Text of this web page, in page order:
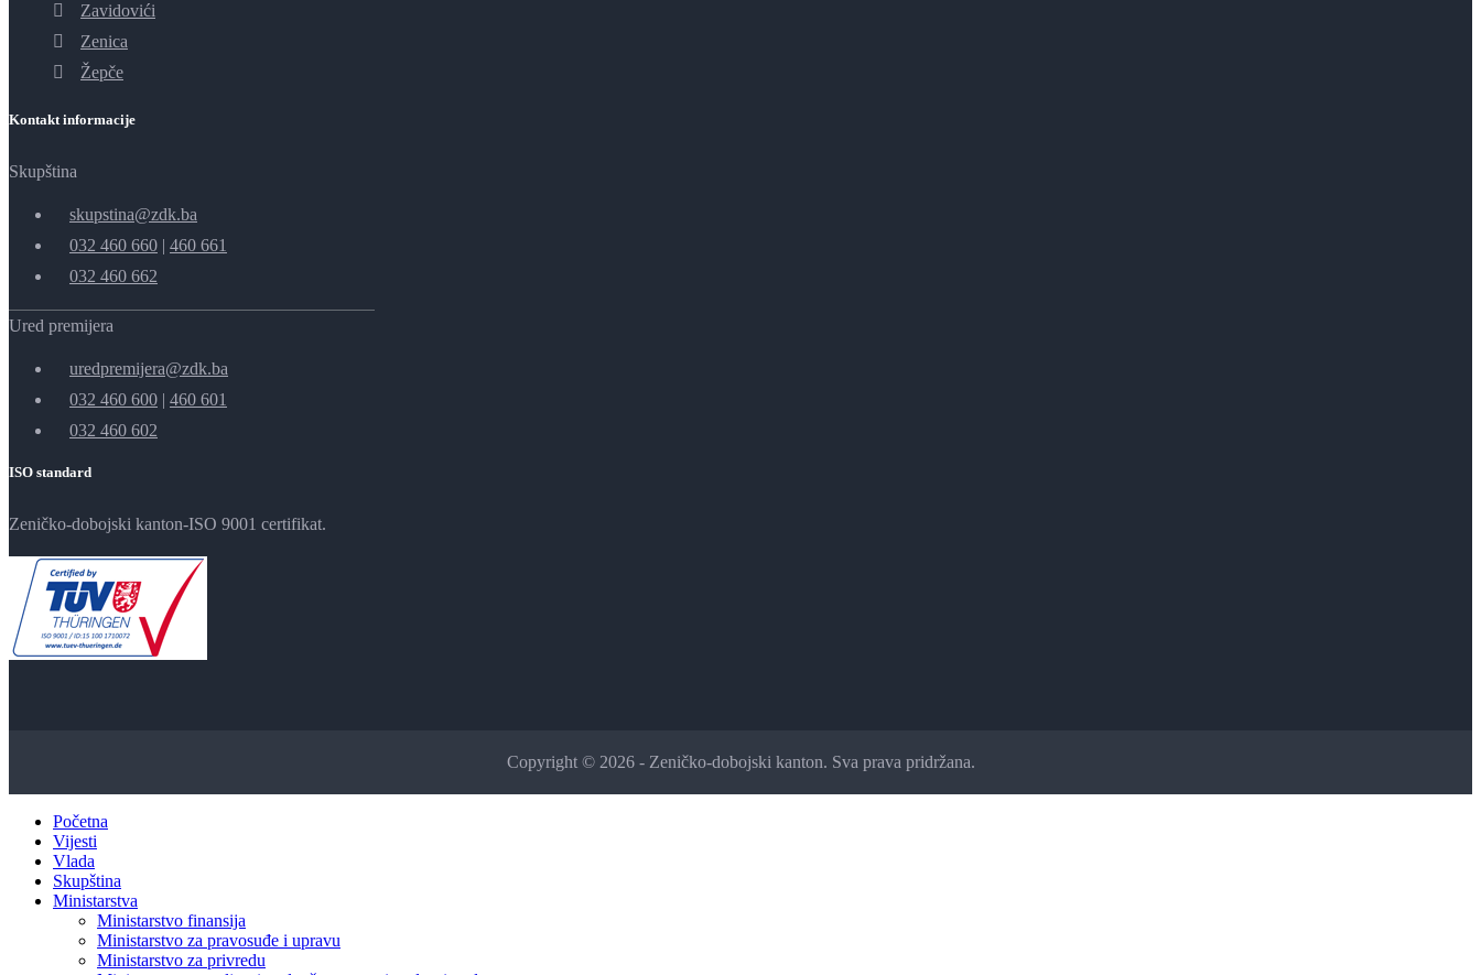
Zavidovići
Zenica
Žepče
Kontakt informacije
Skupština
skupstina@zdk.ba
032 460 660 | 460 661
032 460 662
Ured premijera
uredpremijera@zdk.ba
032 460 600 | 460 601
032 460 602
ISO standard
Zeničko-dobojski kanton-ISO 9001 certifikat.
Copyright © 2026 - Zeničko-dobojski kanton. Sva prava pridržana.
Početna
Vijesti
Vlada
Skupština
Ministarstva
Ministarstvo finansija
Ministarstvo za pravosuđe i upravu
Ministarstvo za privredu